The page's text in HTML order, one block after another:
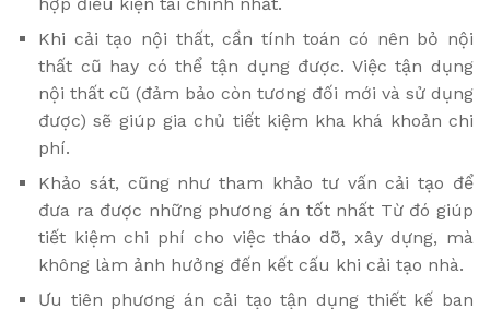
hợp điều kiện tài chính nhất.
Khi cải tạo nội thất, cần tính toán có nên bỏ nội
thất cũ hay có thể tận dụng được. Việc tận dụng
nội thất cũ (đảm bảo còn tương đối mới và sử dụng
được) sẽ giúp gia chủ tiết kiệm kha khá khoản chi
phí.
Khảo sát, cũng như tham khảo tư vấn cải tạo để
đưa ra được những phương án tốt nhất Từ đó giúp
tiết kiệm chi phí cho việc tháo dỡ, xây dựng, mà
không làm ảnh hưởng đến kết cấu khi cải tạo nhà.
Ưu tiên phương án cải tạo tận dụng thiết kế ban